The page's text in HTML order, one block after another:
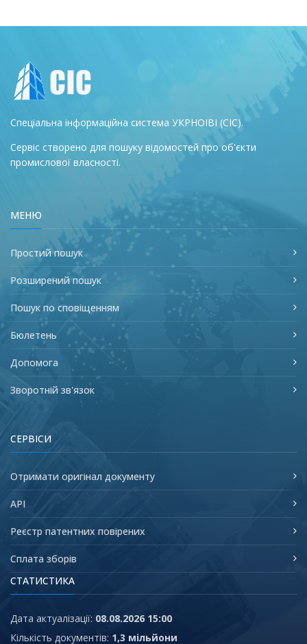
Спеціальна інформаційна система УКРНОІВІ (СІС).
Сервіс створено для пошуку відомостей про об'єкти
промислової власності.
МЕНЮ
Простий пошук
Розширений пошук
Пошук по сповіщенням
Бюлетень
Допомога
Зворотній зв'язок
СЕРВІСИ
Отримати оригінал документу
API
Реєстр патентних повірених
Сплата зборів
СТАТИСТИКА
Дата актуалізації: 08.08.2026 15:00
Кількість документів: 1,3 мільйони